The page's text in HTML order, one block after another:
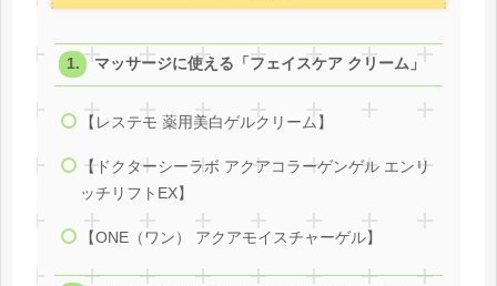
マッサージに使える「フェイスケア クリーム」
【レステモ 薬用美白ゲルクリーム】
【ドクターシーラボ アクアコラーゲンゲル エンリ
ッチリフトEX】
【ONE（ワン） アクアモイスチャーゲル】